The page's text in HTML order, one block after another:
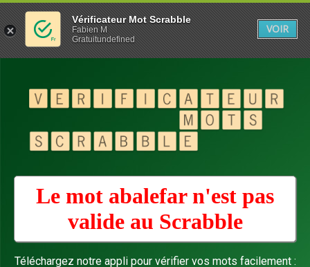
Le mot abalefar n'est pas
valide au Scrabble
Téléchargez notre appli pour vérifier vos mots facilement :
Vérificateur Mot Scrabble
Fabien M
Gratuitundefined
VOIR